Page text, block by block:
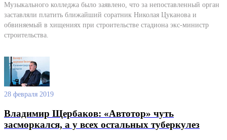
Музыкального колледжа было заявлено, что за непоставленный орган
заставляли платить ближайший соратник Николая Цуканова и
обвиняемый в хищениях при строительстве стадиона экс-министр
строительства.
28 февраля 2019
Владимир Щербаков: «Автотор» чуть
засморкался, а у всех остальных туберкулез